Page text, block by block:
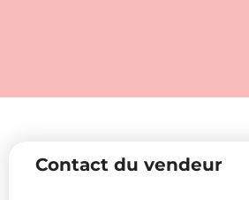
Contact du vendeur